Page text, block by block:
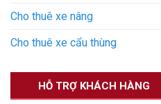
Cho thuê xe nâng
Cho thuê xe cẩu thùng
HỖ TRỢ KHÁCH HÀNG